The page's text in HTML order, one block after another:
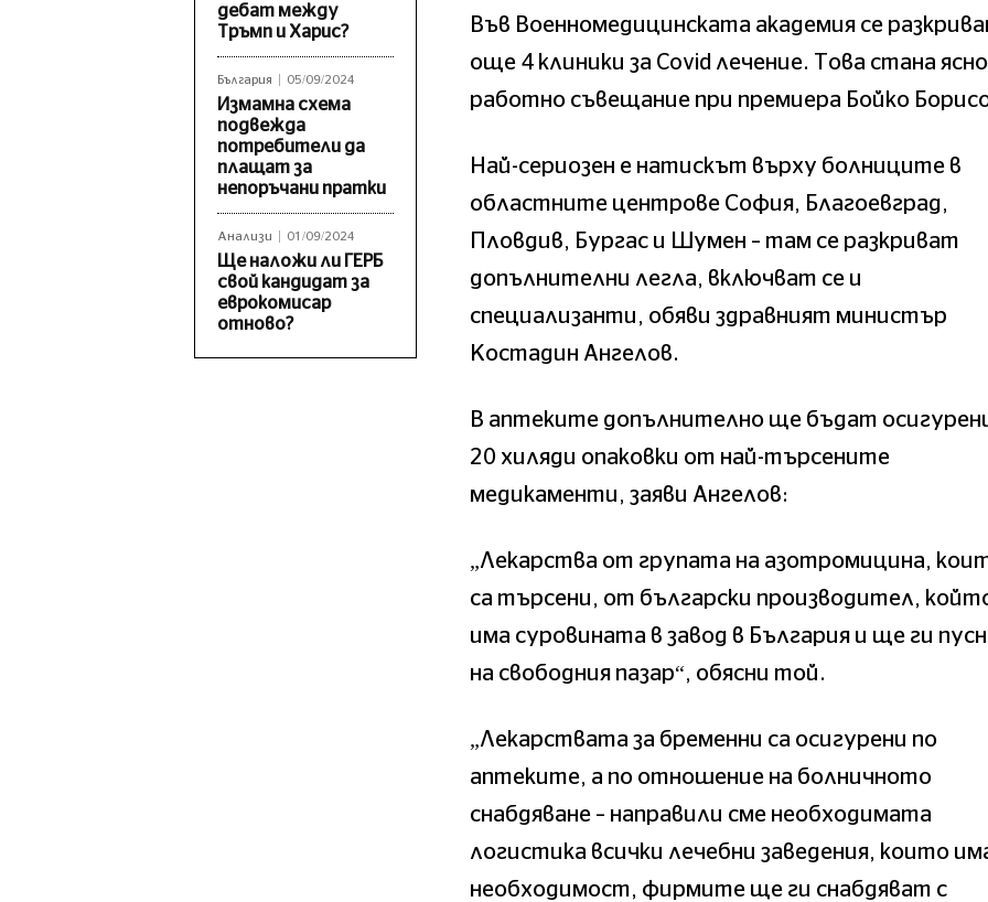
дебат между
Тръмп и Харис?
България 05/09/2024
Измамна схема
подвежда
потребители да
плащат за
непоръчани пратки
Анализи 01/09/2024
Ще наложи ли ГЕРБ
свой кандидат за
еврокомисар
отново?
Във Военномедицинската академия се
още 4 клиники за Covid лечение. Това стана
работно съвещание при премиера Бойко
Най-сериозен е натискът върху болниците в
областните центрове София, Благоевград,
Пловдив, Бургас и Шумен – там се разкриват
допълнителни легла, включват се и
специализанти, обяви здравният министър
Костадин Ангелов.
В аптеките допълнително ще бъдат
20 хиляди опаковки от най-търсените
медикаменти, заяви Ангелов:
„Лекарства от групата на азотромицина,
са търсени, от български производител,
има суровината в завод в България и ще ги
на свободния пазар“, обясни той.
„Лекарствата за бременни са осигурени по
аптеките, а по отношение на болничното
снабдяване – направили сме необходимата
логистика всички лечебни заведения, които
необходимост, фирмите ще ги снабдяват с